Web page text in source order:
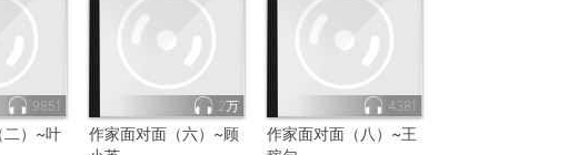
9851
二）~叶
2万
作家面对面（六）~顾
4381
作家面对面（八）~王